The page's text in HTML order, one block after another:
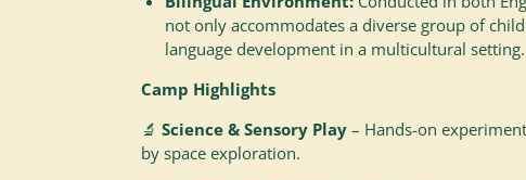
not only accommodates a diverse group of
language development in a multicultural setting.
Camp Highlights
🔬 Science & Sensory Play– Hands-on
by space exploration.